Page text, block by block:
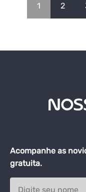
1 2
Acompanhe as
gratuita.